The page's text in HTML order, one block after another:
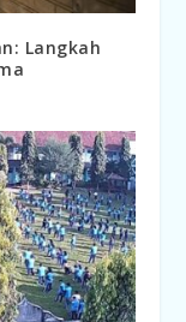
Langkah